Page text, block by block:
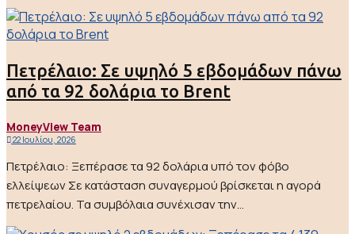
Πετρέλαιο: Σε υψηλό 5 εβδομάδων πάνω
από τα 92 δολάρια το Brent
MoneyView Team
22 Ιουλίου, 2026
Πετρέλαιο: Ξεπέρασε τα 92 δολάρια υπό τον φόβο
ελλείψεων Σε κατάσταση συναγερμού βρίσκεται η αγορά
πετρελαίου. Τα συμβόλαια συνέχισαν την...